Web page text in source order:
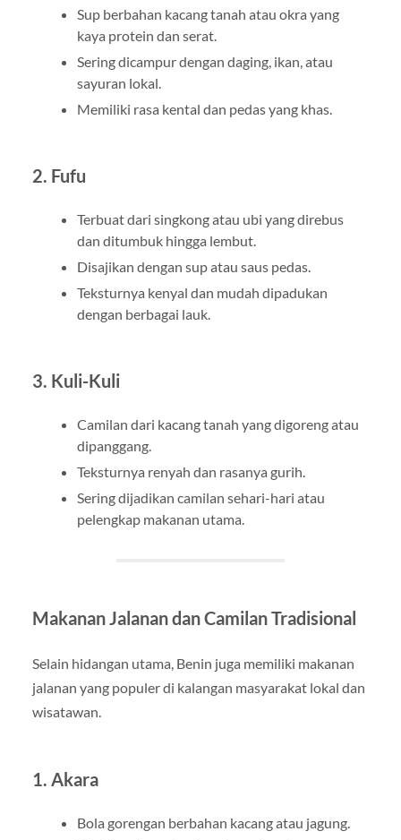
Sup berbahan kacang tanah atau okra yang
kaya protein dan serat.
Sering dicampur dengan daging, ikan, atau
sayuran lokal.
Memiliki rasa kental dan pedas yang khas.
2. Fufu
Terbuat dari singkong atau ubi yang direbus
dan ditumbuk hingga lembut.
Disajikan dengan sup atau saus pedas.
Teksturnya kenyal dan mudah dipadukan
dengan berbagai lauk.
3. Kuli-Kuli
Camilan dari kacang tanah yang digoreng atau
dipanggang.
Teksturnya renyah dan rasanya gurih.
Sering dijadikan camilan sehari-hari atau
pelengkap makanan utama.
Makanan Jalanan dan Camilan Tradisional
Selain hidangan utama, Benin juga memiliki makanan
jalanan yang populer di kalangan masyarakat lokal dan
wisatawan.
1. Akara
Bola gorengan berbahan kacang atau jagung.